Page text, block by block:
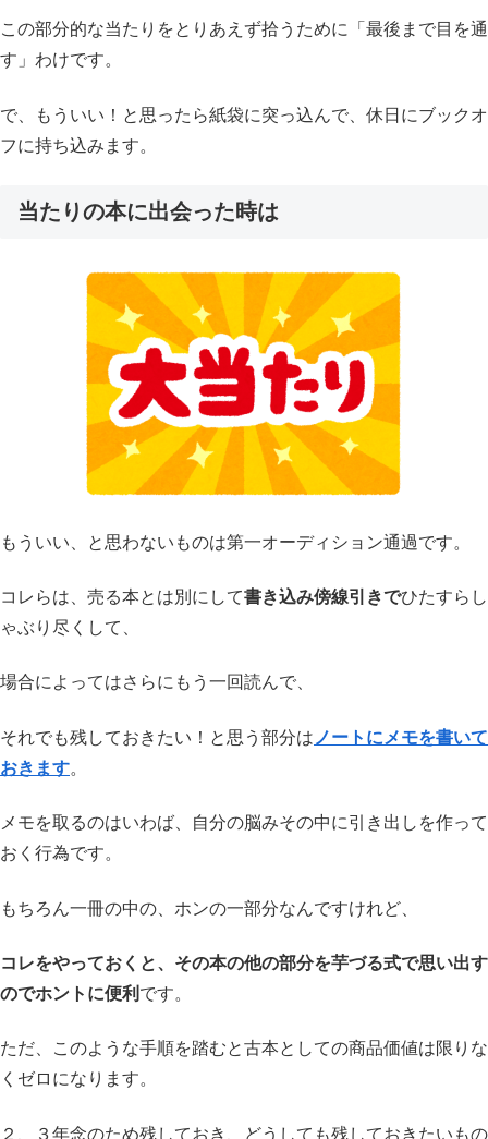
この部分的な当たりをとりあえず拾うために「最後まで目を通
す」わけです。
で、もういい！と思ったら紙袋に突っ込んで、休日にブックオ
フに持ち込みます。
当たりの本に出会った時は
もういい、と思わないものは第一オーディション通過です。
コレらは、売る本とは別にして書き込み傍線引きでひたすらし
ゃぶり尽くして、
場合によってはさらにもう一回読んで、
それでも残しておきたい！と思う部分は ノートにメモを書いて
おきます。
メモを取るのはいわば、自分の脳みその中に引き出しを作って
おく行為です。
もちろん一冊の中の、ホンの一部分なんですけれど、
コレをやっておくと、その本の他の部分を芋づる式で思い出す
のでホントに便利 です。
ただ、このような手順を踏むと古本としての商品価値は限りな
くゼロになります。
２、３年念のため残しておき、どうしても残しておきたいもの